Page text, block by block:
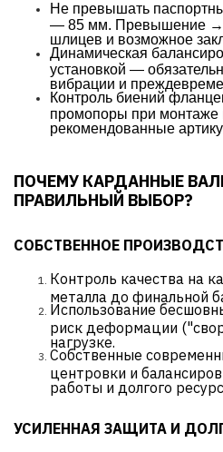
Не превышать
— 85 мм. Превышение →
шлицев и возможное
Динамическая
установкой —
вибрации и
Контроль биений
промопоры при монтаже
рекомендованные
ПОЧЕМУ КАРДАННЫЕ
ПРАВИЛЬНЫЙ ВЫБОР?
СОБСТВЕННОЕ
Контроль качества на
металла до финальной
Использование
риск деформации
нагрузке.
Собственные
центровки и
работы и долгого
УСИЛЕННАЯ ЗАЩИТА И